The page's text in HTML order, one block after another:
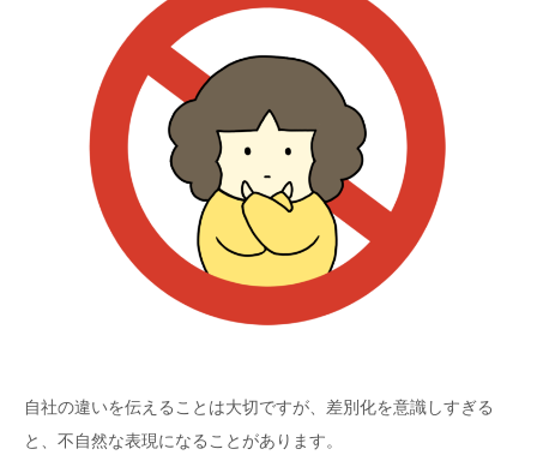
自社の違いを伝えることは大切ですが、差別化を意識しすぎる
と、不自然な表現になることがあります。